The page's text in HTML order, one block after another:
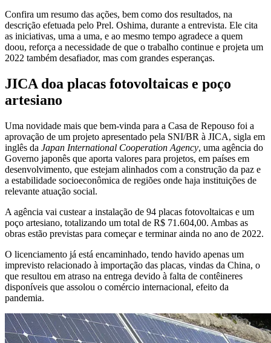
Confira um resumo das ações, bem como dos resultados, na
descrição efetuada pelo Prel. Oshima, durante a entrevista. Ele cita
as iniciativas, uma a uma, e ao mesmo tempo agradece a quem
doou, reforça a necessidade de que o trabalho continue e projeta um
2022 também desafiador, mas com grandes esperanças.
JICA doa placas fotovoltaicas e poço
artesiano
Uma novidade mais que bem-vinda para a Casa de Repouso foi a
aprovação de um projeto apresentado pela SNI/BR à JICA, sigla em
inglês da Japan International Cooperation Agency, uma agência do
Governo japonês que aporta valores para projetos, em países em
desenvolvimento, que estejam alinhados com a construção da paz e
a estabilidade socioeconômica de regiões onde haja instituições de
relevante atuação social.
A agência vai custear a instalação de 94 placas fotovoltaicas e um
poço artesiano, totalizando um total de R$ 71.604,00. Ambas as
obras estão previstas para começar e terminar ainda no ano de 2022.
O licenciamento já está encaminhado, tendo havido apenas um
imprevisto relacionado à importação das placas, vindas da China, o
que resultou em atraso na entrega devido à falta de contêineres
disponíveis que assolou o comércio internacional, efeito da
pandemia.